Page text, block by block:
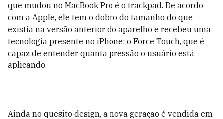
que mudou no MacBook Pro é o trackpad. De acordo
com a Apple, ele tem o dobro do tamanho do que
existia na versão anterior do aparelho e recebeu uma
tecnologia presente no iPhone: o Force Touch, que é
capaz de entender quanta pressão o usuário está
aplicando.
Ainda no quesito design, a nova geração é vendida em